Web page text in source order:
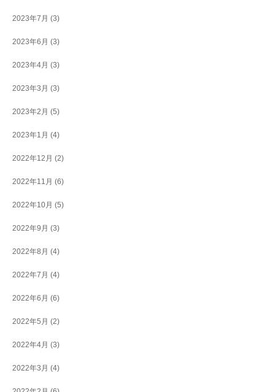
2023年7月 (3)
2023年6月 (3)
2023年4月 (3)
2023年3月 (3)
2023年2月 (5)
2023年1月 (4)
2022年12月 (2)
2022年11月 (6)
2022年10月 (5)
2022年9月 (3)
2022年8月 (4)
2022年7月 (4)
2022年6月 (6)
2022年5月 (2)
2022年4月 (3)
2022年3月 (4)